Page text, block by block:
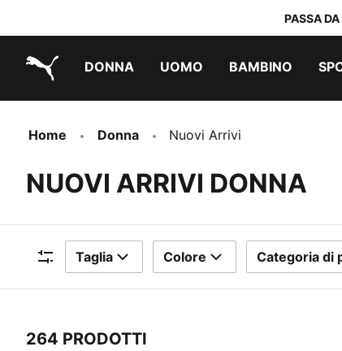
PASSA
DONNA UOMO BAMBINO
Home Donna Nuovi Arrivi
NUOVI ARRIVI DONNA
Taglia Colore Categoria di
264 PRODOTTI